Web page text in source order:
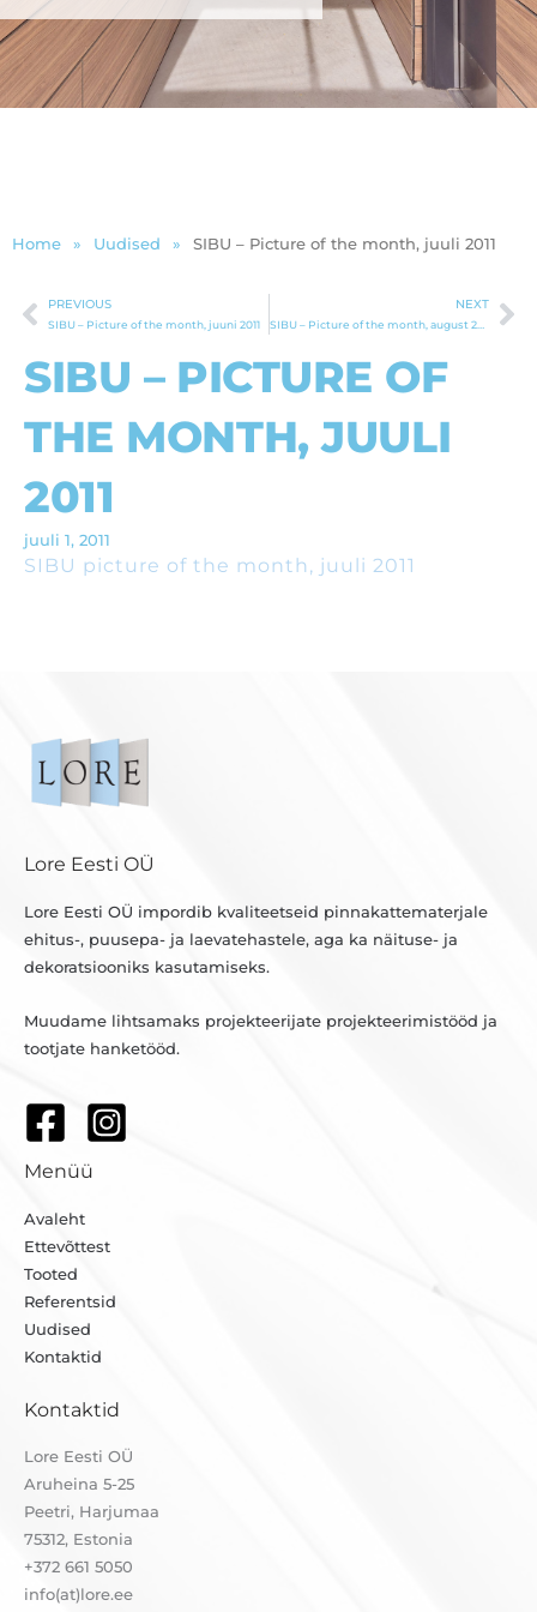
Home » Uudised » SIBU – Picture of the month, juuli 2011
Prev
PREVIOUS
SIBU – Picture of the month, juuni 2011
NEXT
SIBU – Picture of the month, august 2011
SIBU – PICTURE OF
THE MONTH, JUULI
2011
juuli 1, 2011
SIBU picture of the month, juuli 2011
Lore Eesti OÜ
Lore Eesti OÜ impordib kvaliteetseid pinnakattematerjale
ehitus-, puusepa- ja laevatehastele, aga ka näituse- ja
dekoratsiooniks kasutamiseks.
Muudame lihtsamaks projekteerijate projekteerimistööd ja
tootjate hanketööd.
Menüü
Avaleht
Ettevõttest
Tooted
Referentsid
Uudised
Kontaktid
Kontaktid
Lore Eesti OÜ
Aruheina 5-25
Peetri, Harjumaa
75312, Estonia
+372 661 5050
info(at)lore.ee